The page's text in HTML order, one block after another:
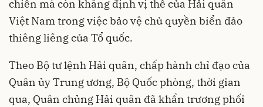
chiến mà còn khẳng định vị thế của Hải quân
Việt Nam trong việc bảo vệ chủ quyền biển đảo
thiêng liêng của Tổ quốc.
Theo Bộ tư lệnh Hải quân, chấp hành chỉ đạo của
Quân ủy Trung ương, Bộ Quốc phòng, thời gian
qua, Quân chủng Hải quân đã khẩn trương phối